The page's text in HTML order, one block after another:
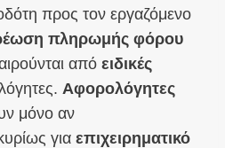
προς τον εργαζόμενο
πληρωμής φόρου
από ειδικές
Αφορολόγητες
μόνο αν
για επιχειρηματικό